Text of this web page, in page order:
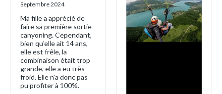
Septembre 2024
Ma fille a apprécié de
faire sa première sortie
canyoning. Cependant,
bien qu'elle ait 14 ans,
elle est frêle, la
combinaison était trop
grande, elle a eu très
froid. Elle n'a donc pas
pu profiter à 100%.